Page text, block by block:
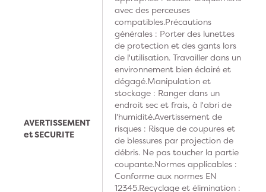
AVERTISSEMENT
et SECURITE
avec des perceuses
compatibles.Précautions
générales : Porter des lunettes
de protection et des gants lors
de l'utilisation. Travailler dans un
environnement bien éclairé et
dégagé.Manipulation et
stockage : Ranger dans un
endroit sec et frais, à l'abri de
l'humidité.Avertissement de
risques : Risque de coupures et
de blessures par projection de
débris. Ne pas toucher la partie
coupante.Normes applicables :
Conforme aux normes EN
12345.Recyclage et élimination :